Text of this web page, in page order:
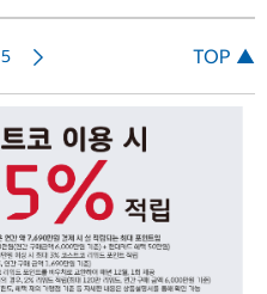
5 TOP ▲